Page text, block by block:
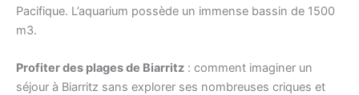
Pacifique. L’aquarium possède un immense bassin de 1500
m3.
Profiter des plages de Biarritz : comment imaginer un
séjour à Biarritz sans explorer ses nombreuses criques et